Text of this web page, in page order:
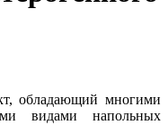
обладающий многими
видами напольных